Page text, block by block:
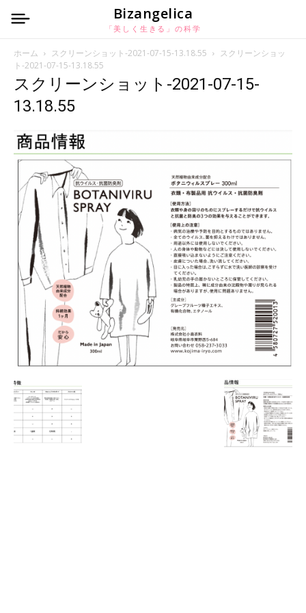
Bizangelica
「美しく生きる」の科学
ホーム スクリーンショット-2021-07-15-13.18.55
スクリーンショッ
ト-2021-07-15-13.18.55
スクリーンショット-2021-07-15-
13.18.55